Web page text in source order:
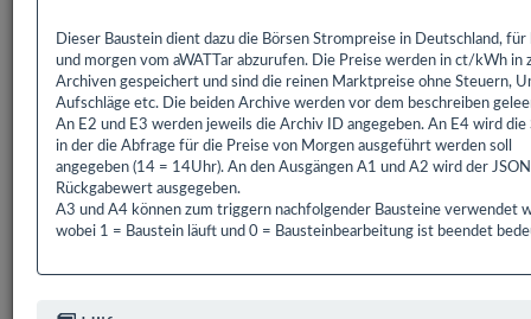
Liste Alle Liste HS/FS Liste EDOMI Liste X1/L1
Liste Sonstiges Liste ETS
Dieser Baustein dient dazu die Börsen Strompreise in Deutschland, für
und morgen vom aWATTar abzurufen. Die Preise werden in ct/kWh in
Archiven gespeichert und sind die reinen Marktpreise ohne Steuern,
Aufschläge etc. Die beiden Archive werden vor dem beschreiben
An E2 und E3 werden jeweils die Archiv ID angegeben. An E4 wird die
in der die Abfrage für die Preise von Morgen ausgeführt werden soll
angegeben (14 = 14Uhr). An den Ausgängen A1 und A2 wird der JSON
Rückgabewert ausgegeben.
A3 und A4 können zum triggern nachfolgender Bausteine verwendet
wobei 1 = Baustein läuft und 0 = Bausteinbearbeitung ist beendet